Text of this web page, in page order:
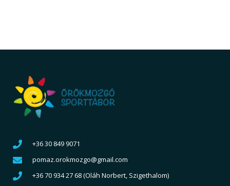
+36 30 849 9071
pomaz.orokmozgo@gmail.com
+36 70 934 27 68 (Oláh Norbert, Szigethalom)